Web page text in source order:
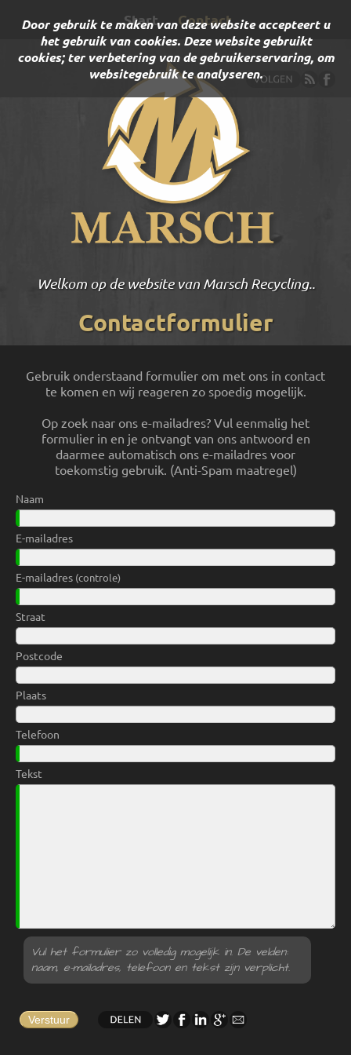
Door gebruik te maken van deze website accepteert u
het gebruik van cookies. Deze website gebruikt
cookies; ter verbetering van de gebruikerservaring, om
websitegebruik te analyseren.
Start Contact
Puinbreken op locatie
Contactformulier
Gebruik onderstaand formulier om met ons in contact
te komen en wij reageren zo spoedig mogelijk.
Op zoek naar ons e-mailadres? Vul eenmalig het
formulier in en je ontvangt van ons antwoord en
daarmee automatisch ons e-mailadres voor
toekomstig gebruik. (Anti-Spam maatregel)
Naam
E-mailadres
E-mailadres (controle)
Straat
Postcode
Plaats
Telefoon
Tekst
Vul het formulier zo volledig mogelijk in. De velden:
naam, e-mailadres, telefoon en tekst zijn verplicht.